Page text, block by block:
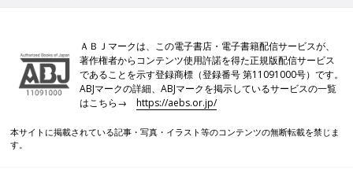
ＡＢＪマークは、この電子書店・電子書籍配信サービスが、
著作権者からコンテンツ使用許諾を得た正規版配信サービス
であることを示す登録商標（登録番号 第11091000号）です。
ABJマークの詳細、ABJマークを掲示しているサービスの一覧
はこちら→https://aebs.or.jp/
本サイトに掲載されている記事・写真・イラスト等のコンテンツの無断転載を禁じま
す。